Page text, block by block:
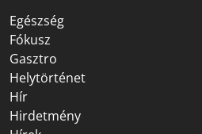
Egészség
Fókusz
Gasztro
Helytörténet
Hír
Hirdetmény